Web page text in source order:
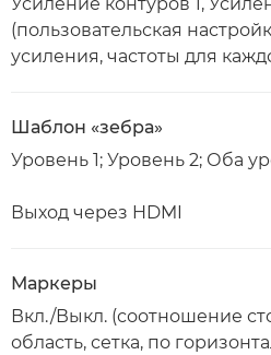
Усиление контуров 1,
(пользовательская
усиления, частоты для
Шаблон «зебра»
Уровень 1; Уровень 2; Оба
Выход через HDMI
Маркеры
Вкл./Выкл. (соотношение
область, сетка, по